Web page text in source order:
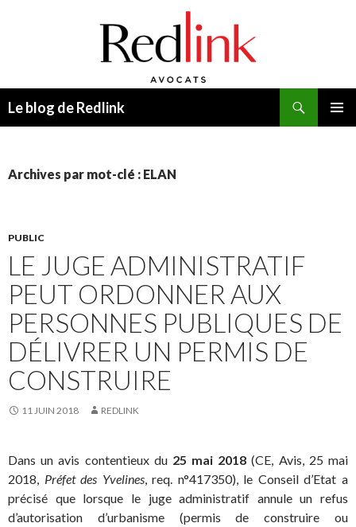
Le blog de Redlink
Archives par mot-clé : ELAN
PUBLIC
LE JUGE ADMINISTRATIF
PEUT ORDONNER AUX
PERSONNES PUBLIQUES DE
DÉLIVRER UN PERMIS DE
CONSTRUIRE
11 JUIN 2018 REDLINK
Dans un avis contentieux du 25 mai 2018 (CE, Avis, 25 mai
2018, Préfet des Yvelines, req. n°417350), le Conseil d’Etat a
précisé que lorsque le juge administratif annule un refus
d’autorisation d’urbanisme (permis de construire ou